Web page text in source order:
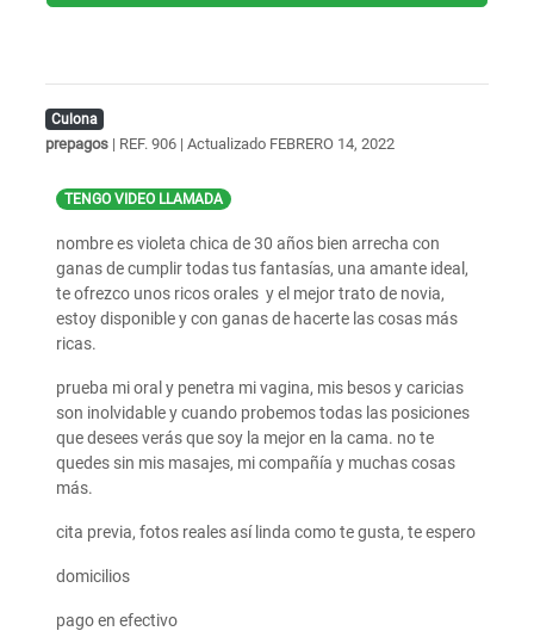
Culona
prepagos | REF. 906 | Actualizado FEBRERO 14, 2022
TENGO VIDEO LLAMADA
nombre es violeta chica de 30 años bien arrecha con
ganas de cumplir todas tus fantasías, una amante ideal,
te ofrezco unos ricos orales y el mejor trato de novia,
estoy disponible y con ganas de hacerte las cosas más
ricas.
prueba mi oral y penetra mi vagina, mis besos y caricias
son inolvidable y cuando probemos todas las posiciones
que desees verás que soy la mejor en la cama. no te
quedes sin mis masajes, mi compañía y muchas cosas
más.
cita previa, fotos reales así linda como te gusta, te espero
domicilios
pago en efectivo